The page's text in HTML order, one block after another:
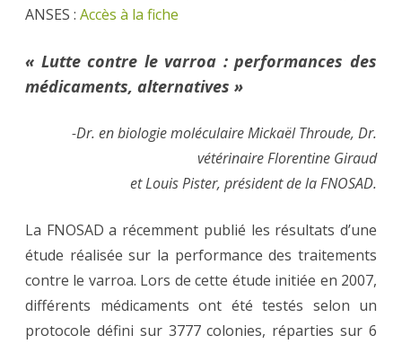
ANSES : Accès à la fiche
« Lutte contre le varroa : performances des
médicaments, alternatives »
-Dr. en biologie moléculaire Mickaël Throude, Dr.
vétérinaire Florentine Giraud
et Louis Pister, président de la FNOSAD.
La FNOSAD a récemment publié les résultats d’une
étude réalisée sur la performance des traitements
contre le varroa. Lors de cette étude initiée en 2007,
différents médicaments ont été testés selon un
protocole défini sur 3777 colonies, réparties sur 6